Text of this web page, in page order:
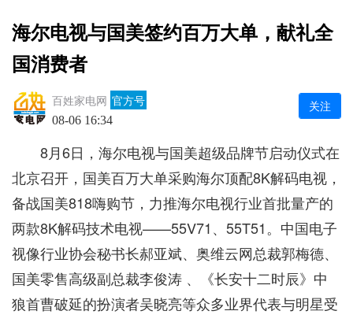
海尔电视与国美签约百万大单，献礼全
国消费者
百姓家电网 官方号
08-06 16:34
关注
8月6日，海尔电视与国美超级品牌节启动仪式在
北京召开，国美百万大单采购海尔顶配8K解码电视，
备战国美818嗨购节，力推海尔电视行业首批量产的
两款8K解码技术电视——55V71、55T51。中国电子
视像行业协会秘书长郝亚斌、奥维云网总裁郭梅德、
国美零售高级副总裁李俊涛 、《长安十二时辰》中
狼首曹破延的扮演者吴晓亮等众多业界代表与明星受